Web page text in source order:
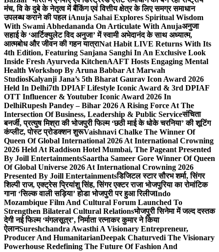
मंच, वि के दुबे के नेतृत्व में बैंकिंग एवं वित्तीय क्षेत्र के लिए समग्र समाधान
उपलब्ध कराने की पहल iAnuja Sahai Explores Spiritual Wisdom
With Swami Abhedananda On Articulate With Anujaअनुजा
सहाई के ‘आर्टिक्युलेट विद अनुजा’ में स्वामी अभेदानंद के साथ अध्यात्म,
आत्मबोध और जीवन की गहन यात्राNat Habit LIVE Returns With Its
4th Edition, Featuring Sanjana Sanghi In An Exclusive Look
Inside Fresh Ayurveda KitchenAAFT Hosts Engaging Mental
Health Workshop By Aruna Babbar At Marwah
StudiosKalyanji Jana’s 5th Bharat Gaurav Icon Award 2026
Held In Delhi7th DPIAF Lifestyle Iconic Award & 3rd DPIAF
OTT Influencer & Youtuber Iconic Award 2026 In
DelhiRupesh Pandey – Bihar 2026 A Rising Force At The
Intersection Of Business, Leadership & Public Serviceसंचिता
बनर्जी, प्रत्युष मिश्रा की भोजपुरी फिल्म ‘छठी माई के धोके चरनिया’ की शूटिंग
कंप्लीट, पोस्ट प्रोडक्शन शुरूVaishnavi Chalke The Winner Of
Queen Of Global International 2026 At International Crowning
2026 Held At Raddison Hotel Mumbai, The Pageant Presented
By Joill EntertainmentsSaartha Sameer Gore Winner Of Queen
Of Global Universe 2026 At International Crowning 2026
Presented By Joill Entertainmentsडिजिटल स्टार सौरभ शर्मा, सिंगर
शिल्पी राज, एक्ट्रेस प्रियांशु सिंह, सिंगर एक्टर राजा भोजपुरिया का रोमांटिक
गाना ‘सिल्क वाली सड़िया’ होडा भोजपुरी पर हुआ रिलीजIndo
Mozambique Film And Cultural Forum Launched To
Strengthen Bilateral Cultural Relationsभोजपुरी सिनेमा में जल्द दस्तक
देगी नई फिल्म ‘मंगलसूत्र’, निर्माता रत्नाकर कुमार ने किया
ऐलानSureshchandra Awasthi A Visionary Entrepreneur,
Producer And HumanitarianDeepak Chaturvedi The Visionary
Powerhouse Redefining The Future Of Fashion And